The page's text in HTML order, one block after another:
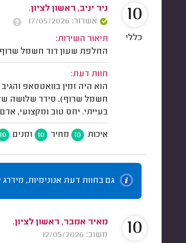
ניר יניב, ראשון לציון.
אשרור: 17/05/2026
תיאור השירות:
החלפת שעון דוד חשמל
חוות דעת:
הוא היה זמין בוואטסאפ
חשמל שרוף). סידר שלושה
בעייתי. יחס טוב ומקצועי, אדם
איכות 10 מחיר 10 זמנים 10
10
כללי
גם בחוות דעת אנונימיות,
מאיר אמבר, ראשון לציון.
משוב: 12/05/2026
10